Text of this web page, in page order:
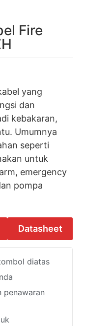
Fire
yang
dan
kebakaran,
Umumnya
seperti
untuk
emergency
pompa
Datasheet
diatas
penawaran